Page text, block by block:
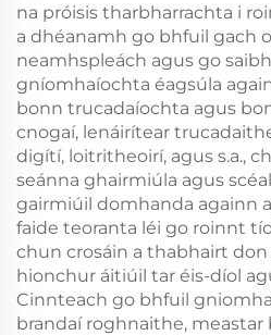
na próisis tharbharrachta i
a dhéanamh go bhfuil gach
neamhspleách agus go
gníomhaíochta éagsúla
bonn trucadaíochta agus
cnogaí, lenáirítear
digítí, loitritheoirí, agus s.a.,
seánna ghairmiúla agus
gairmiúil domhanda againn
faide teoranta léi go roinnt
chun crosáin a thabhairt
hionchur áitiúil tar éis-díol
Cinnteach go bhfuil
brandaí roghnaithe, meastar